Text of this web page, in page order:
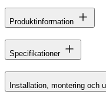
Produktinformation
Specifikationer
Installation, montering och